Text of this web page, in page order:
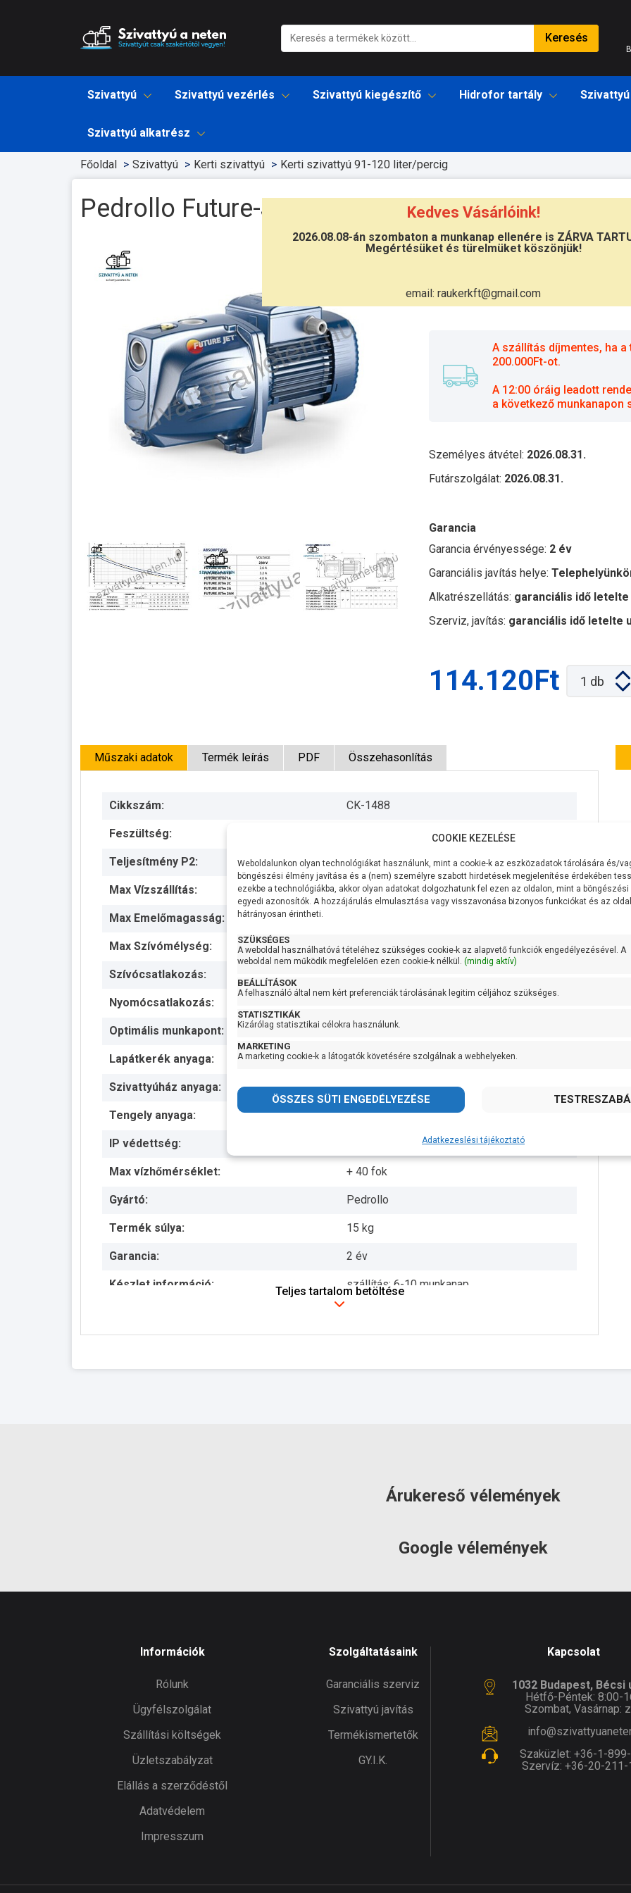
Kedves Vásárlóink!
2026.08.08-án szombaton a munkanap ellenére is ZÁRVA
Megértésüket és türelmüket köszönjük!
email: raukerkft@gmail.com
Keresés
Szivattyú Szivattyú vezérlés Szivattyú kiegészítő Hidrofor tartály
Szivattyú alkatrész
Főoldal Szivattyú Kerti szivattyú Kerti szivattyú 91-120 liter/percig
Pedrollo Future-Jet 2AX
Átvétel
Szállítási költség:3.750Ft
A szállítás díjmentes, ha
200.000Ft-ot.
A 12:00 óráig leadott
a következő munkanapon
Személyes átvétel: 2026.08.31.
Futárszolgálat: 2026.08.31.
Garancia
Garancia érvényessége: 2 év
Garanciális javítás helye:
Alkatrészellátás: garanciális idő letelte
Szerviz, javítás: garanciális idő letelte
114.120Ft 1 db
Műszaki adatok Termék leírás PDF Összehasonlítás
Cikkszám: CK-1488
Feszültség:
Teljesítmény P2: 1100W
Max Vízszállítás: 120 liter/perc
Max Emelőmagasság:
Max Szívómélység: 9 méter
Szívócsatlakozás:
Nyomócsatlakozás: 1 coll
Optimális munkapont: 30 méteren 60 liter/perc
Lapátkerék anyaga: Noryl
Szivattyúház anyaga: Öntvény
Tengely anyaga: AISI 431 rozsdamentes acél
IP védettség:
Max vízhőmérséklet: + 40 fok
Gyártó: Pedrollo
Termék súlya: 15 kg
Garancia: 2 év
Készlet információ: szállítás: 6-10 munkanap
Teljes tartalom betöltése
Árukereső vélemények
Google vélemények
Információk
Rólunk
Ügyfélszolgálat
Szállítási költségek
Üzletszabályzat
Elállás a szerződéstől
Adatvédelem
Impresszum
Szolgáltatásaink
Garanciális szerviz
Szivattyú javítás
Termékismertetők
GY.I.K.
Kapcsolat
1032 Budapest, Bécsi
Hétfő-Péntek: 8:00-
Szombat, Vasárnap:
Szaküzlet: +36-1-
Szervíz: +36-20-211-
COOKIE KEZELÉSE
Weboldalunkon olyan technológiákat használunk, mint a cookie-k az eszközadatok tárolására és/
böngészési élmény javítása és a (nem) személyre szabott hirdetések megjelenítése érdekében
ezekbe a technológiákba, akkor olyan adatokat dolgozhatunk fel ezen az oldalon, mint a
egyedi azonosítók. A hozzájárulás elmulasztása vagy visszavonása bizonyos funkciókat és az
hátrányosan érintheti.
SZÜKSÉGES
A weboldal használhatóvá tételéhez szükséges cookie-k az alapvető funkciók engedélyezésével. A
weboldal nem működik megfelelően ezen cookie-k nélkül. (mindig aktív)
BEÁLLÍTÁSOK
A felhasználó által nem kért preferenciák tárolásának legitim céljához szükséges.
STATISZTIKÁK
Kizárólag statisztikai célokra használunk.
MARKETING
A marketing cookie-k a látogatók követésére szolgálnak a webhelyeken.
Adatkezeslési tájékoztató